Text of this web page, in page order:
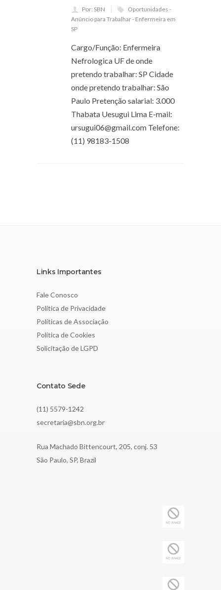
Por: SBN
Oportunidades -
Anúncio para Trabalhar - Enfermeira em
SP
Cargo/Função: Enfermeira
Nefrologica UF de onde
pretendo trabalhar: SP Cidade
onde pretendo trabalhar: São
Paulo Pretenção salarial: 3.000
Thabata Uesugui Lima E-mail:
ursugui06@gmail.com Telefone:
(11) 98183-1508
Links Importantes
Fale Conosco
Política de Privacidade
Políticas de Associação
Política de Cookies
Solicitação de LGPD
Contato Sede
(11) 5579-1242
secretaria@sbn.org.br
Rua Machado Bittencourt, 205, conj. 53
São Paulo, SP, Brazil